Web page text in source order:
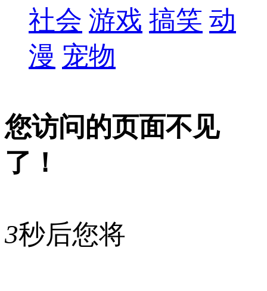
社会 游戏 搞笑 动
漫 宠物
您访问的页面不见
了！
3秒后您将